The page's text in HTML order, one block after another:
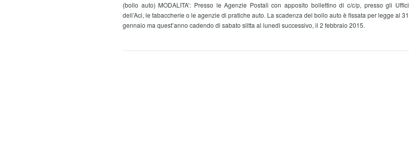
(bollo auto) MODALITA’: Presso le Agenzie Postali con apposito bollettino di c/c/p, presso gli Uffici
dell’Aci, le tabaccherie o le agenzie di pratiche auto. La scadenza del bollo auto è fissata per legge al 31
gennaio ma quest’anno cadendo di sabato slitta al lunedì successivo, il 2 febbraio 2015.